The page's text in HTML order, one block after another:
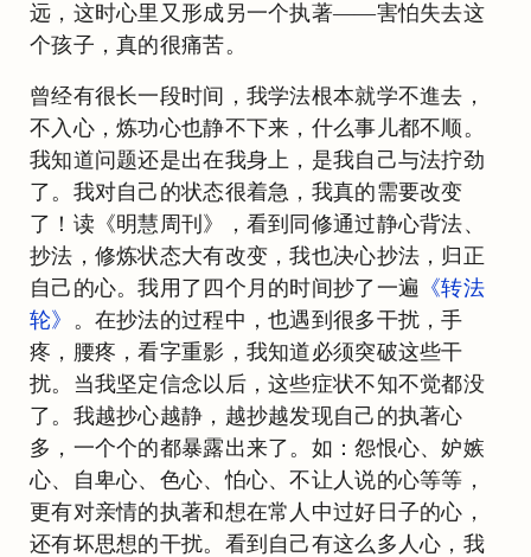
远，这时心里又形成另一个执著——害怕失去这
个孩子，真的很痛苦。
曾经有很长一段时间，我学法根本就学不進去，
不入心，炼功心也静不下来，什么事儿都不顺。
我知道问题还是出在我身上，是我自己与法拧劲
了。我对自己的状态很着急，我真的需要改变
了！读《明慧周刊》，看到同修通过静心背法、
抄法，修炼状态大有改变，我也决心抄法，归正
自己的心。我用了四个月的时间抄了一遍 《转法
轮》 。在抄法的过程中，也遇到很多干扰，手
疼，腰疼，看字重影，我知道必须突破这些干
扰。当我坚定信念以后，这些症状不知不觉都没
了。我越抄心越静，越抄越发现自己的执著心
多，一个个的都暴露出来了。如：怨恨心、妒嫉
心、自卑心、色心、怕心、不让人说的心等等，
更有对亲情的执著和想在常人中过好日子的心，
还有坏思想的干扰。看到自己有这么多人心，我